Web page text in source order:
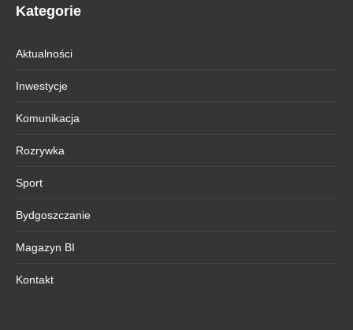
Kategorie
Aktualności
Inwestycje
Komunikacja
Rozrywka
Sport
Bydgoszczanie
Magazyn BI
Kontakt